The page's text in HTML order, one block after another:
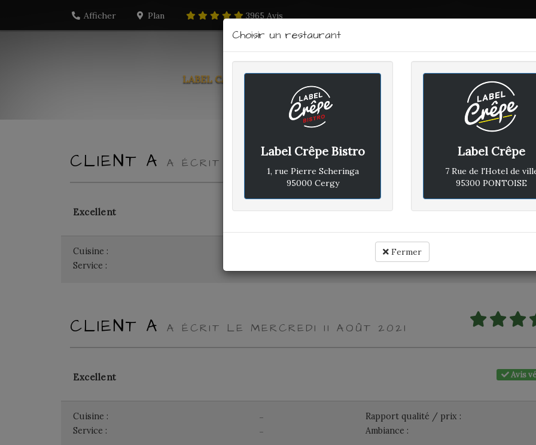
Afficher Plan 3965 Avis
LABEL CRÊPE - BISTRO
LABEL CARTE CONTACTEZ-
CLIENT A A ÉCRIT LE MERCREDI 11 AOÛT 2021
Avis
Excellent
Cuisine : Rapport qualité / prix :
Service : Ambiance :
CLIENT A A ÉCRIT LE MERCREDI 11 AOÛT 2021
Avis
Excellent
-
Cuisine : Rapport qualité / prix :
-
Service : Ambiance :
Choisir un restaurant
Label Crêpe Bistro
1, rue Pierre Scheringa
95000 Cergy
Label Crêpe
7 Rue de l'Hotel de
95300 PONTOISE
Fermer